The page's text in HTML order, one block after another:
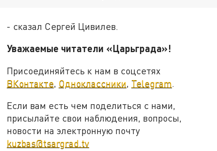
- сказал Сергей Цивилев.
Уважаемые читатели «Царьграда»!
Присоединяйтесь к нам в соцсетях
ВКонтакте, Одноклассники, Telegram.
Если вам есть чем поделиться с нами,
присылайте свои наблюдения, вопросы,
новости на электронную почту
kuzbas@tsargrad.tv